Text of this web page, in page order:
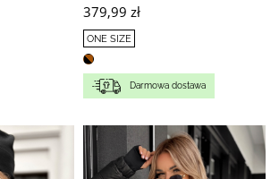
379,99 zł
ONE SIZE
Darmowa dostawa